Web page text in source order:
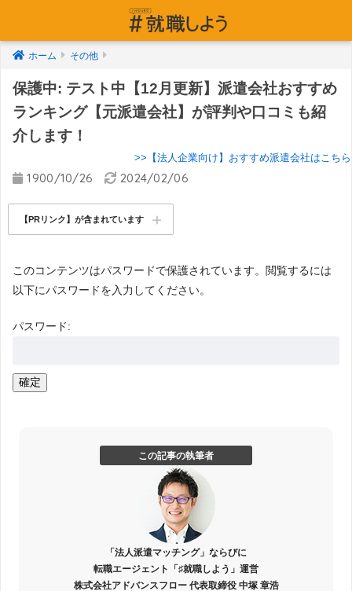
ホーム その他
保護中: テスト中【12月更新】派遣会社おすすめ
ランキング【元派遣会社】が評判や口コミも紹
介します！
>>【法人企業向け】おすすめ派遣会社はこちら
1900/10/26 2024/02/06
【PRリンク】が含まれています
このコンテンツはパスワードで保護されています。閲覧するには
以下にパスワードを入力してください。
パスワード:
この記事の執筆者
「法人派遣マッチング」ならびに
転職エージェント「♯就職しよう」運営
株式会社アドバンスフロー 代表取締役 中塚 章浩